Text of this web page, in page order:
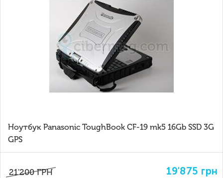
Ноутбук Panasonic ToughBook CF-19 mk5 16Gb SSD 3G
GPS
21'200 ГРН 19'875 грн